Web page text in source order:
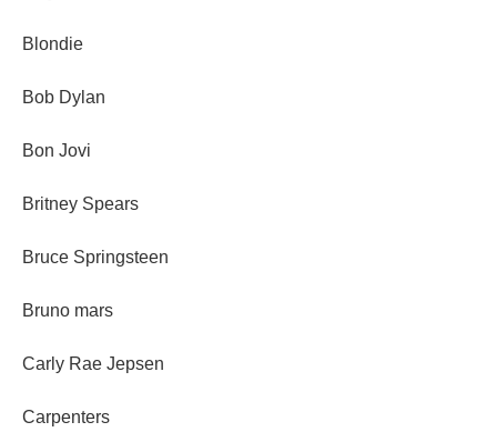
Blondie
Bob Dylan
Bon Jovi
Britney Spears
Bruce Springsteen
Bruno mars
Carly Rae Jepsen
Carpenters